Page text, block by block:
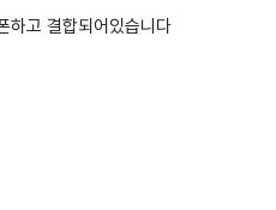
하고 결합되어있습니다